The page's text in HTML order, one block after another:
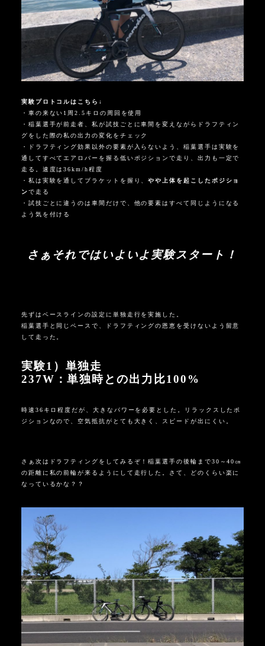
実験プロトコルはこちら ↓
・車の来ない 1 周2.5 キロの周回を使用
・稲葉選手が前走者、私が試技ごとに車間を変えながらドラフティン
グをした際の私の出力の変化をチェック
・ドラフティング効果以外の要素が入らないよう、稲葉選手は実験を
通してすべてエアロバーを握る低いポジションで走り、出力も一定で
走る。速度は36km/h程度
・私は実験を通してブラケットを握り、やや上体を起こしたポジショ
ンで走る
・試技ごとに違うのは車間だけで、他の要素はすべて同じようになる
よう気を付ける
さぁそれではいよいよ実験スタート！
先ずはベースラインの設定に単独走行を実施した。
稲葉選手と同じペースで、ドラフティングの恩恵を受けないよう留意
して走った。
実験1 ）単独走
237W：単独時との出力比100%
時速 36 キロ程度だが、大きなパワーを必要とした。リラックスしたポ
ジションなので、空気抵抗がとても大きく、スピードが出にくい。
さぁ次はドラフティングをしてみるぞ！稲葉選手の後輪まで30 ～40 ㎝
の距離に私の前輪が来るようにして走行した。さて、どのくらい楽に
なっているかな？？